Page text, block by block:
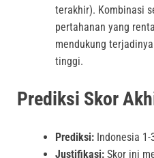
terakhir). Kombinasi
pertahanan yang
mendukung
tinggi.
Prediksi Skor
Prediksi: Indonesia 1-
Justifikasi: Skor ini